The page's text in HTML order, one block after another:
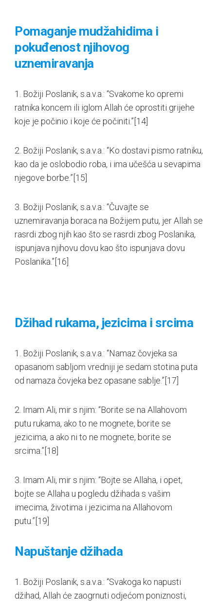
Pomaganje mudžahidima i
pokuđenost njihovog
uznemiravanja
1. Božiji Poslanik, s.a.v.a.: “Svakome ko opremi
ratnika koncem ili iglom Allah će oprostiti grijehe
koje je počinio i koje će počiniti.”[14]
2. Božiji Poslanik, s.a.v.a.: “Ko dostavi pismo ratniku,
kao da je oslobodio roba, i ima učešća u sevapima
njegove borbe.”[15]
3. Božiji Poslanik, s.a.v.a.: “Čuvajte se
uznemiravanja boraca na Božijem putu, jer Allah se
rasrdi zbog njih kao što se rasrdi zbog Poslanika,
ispunjava njihovu dovu kao što ispunjava dovu
Poslanika.”[16]
Džihad rukama, jezicima i srcima
1. Božiji Poslanik, s.a.v.a.: “Namaz čovjeka sa
opasanom sabljom vredniji je sedam stotina puta
od namaza čovjeka bez opasane sablje.”[17]
2. Imam Ali, mir s njim: “Borite se na Allahovom
putu rukama, ako to ne mognete, borite se
jezicima, a ako ni to ne mognete, borite se
srcima.”[18]
3. Imam Ali, mir s njim: “Bojte se Allaha, i opet,
bojte se Allaha u pogledu džihada s vašim
imecima, životima i jezicima na Allahovom
putu.”[19]
Napuštanje džihada
1. Božiji Poslanik, s.a.v.a.: “Svakoga ko napusti
džihad, Allah će zaogrnuti odjećom poniznosti,